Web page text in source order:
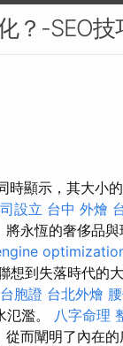
？-SEO技
顯示，其大小
設立 台中 外燴
永恆的奢侈品與
想到失落時代的
胞證 台北外燴
濫。 八字命理
而闡明了內在